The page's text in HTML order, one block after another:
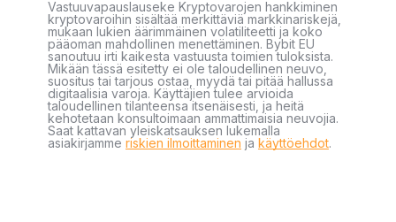
Vastuuvapauslauseke Kryptovarojen hankkiminen
kryptovaroihin sisältää merkittäviä markkinariskejä,
mukaan lukien äärimmäinen volatiliteetti ja koko
pääoman mahdollinen menettäminen. Bybit EU
sanoutuu irti kaikesta vastuusta toimien tuloksista.
Mikään tässä esitetty ei ole taloudellinen neuvo,
suositus tai tarjous ostaa, myydä tai pitää hallussa
digitaalisia varoja. Käyttäjien tulee arvioida
taloudellinen tilanteensa itsenäisesti, ja heitä
kehotetaan konsultoimaan ammattimaisia neuvojia.
Saat kattavan yleiskatsauksen lukemalla
asiakirjamme riskien ilmoittaminen ja käyttöehdot.